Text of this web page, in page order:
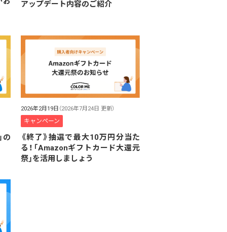
アップデート内容のご紹介
の
2026年2月19日 （2026年7月24日 更新）
キャンペーン
《終了》抽選で最大10万円分当た
る！「Amazonギフトカード大還元
祭」を活用しましょう